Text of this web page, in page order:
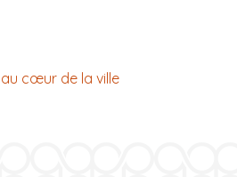
cœur de la ville